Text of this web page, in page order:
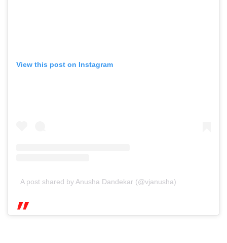
View this post on Instagram
A post shared by Anusha Dandekar (@vjanusha)